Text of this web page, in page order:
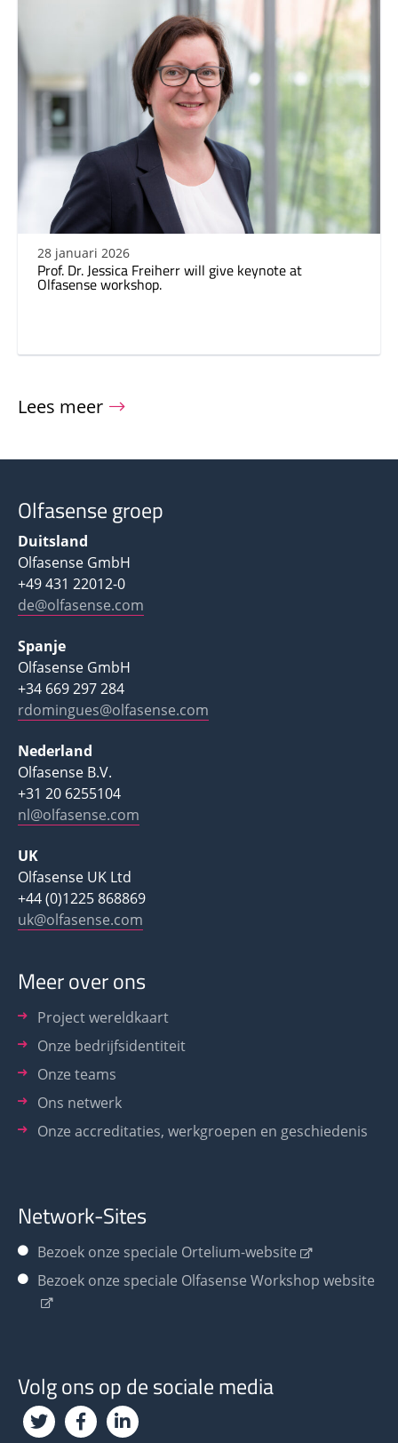
28 januari 2026
Prof. Dr. Jessica Freiherr will give keynote at
Olfasense workshop.
Lees meer
Olfasense groep
Duitsland
Olfasense GmbH
+49 431 22012-0
de@olfasense.com
Spanje
Olfasense GmbH
+34 669 297 284
rdomingues@olfasense.com
Nederland
Olfasense B.V.
+31 20 6255104
nl@olfasense.com
UK
Olfasense UK Ltd
+44 (0)1225 868869
uk@olfasense.com
Meer over ons
Project wereldkaart
Onze bedrijfsidentiteit
Onze teams
Ons netwerk
Onze accreditaties, werkgroepen en geschiedenis
Network-Sites
Bezoek onze speciale Ortelium-website
Bezoek onze speciale Olfasense Workshop website
Volg ons op de sociale media